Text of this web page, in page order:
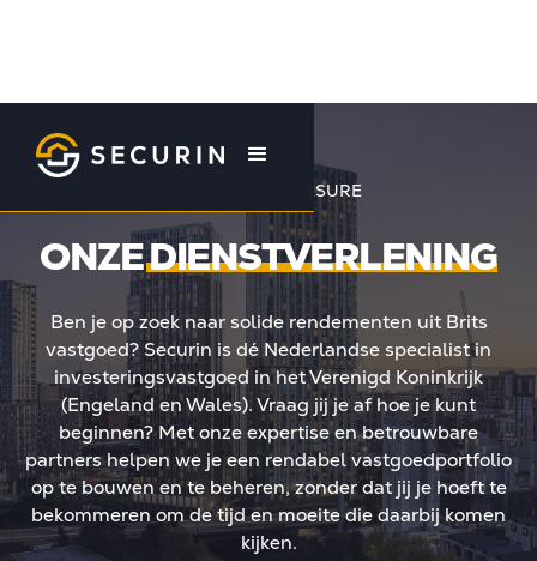
OUR TRUE PLEASURE
ONZEDIENSTVERLENING
Ben je op zoek naar solide rendementen uit Brits
vastgoed? Securin is dé Nederlandse specialist in
investeringsvastgoed in het Verenigd Koninkrijk
(Engeland en Wales). Vraag jij je af hoe je kunt
beginnen? Met onze expertise en betrouwbare
partners helpen we je een rendabel vastgoedportfolio
op te bouwen en te beheren, zonder dat jij je hoeft te
bekommeren om de tijd en moeite die daarbij komen
kijken.